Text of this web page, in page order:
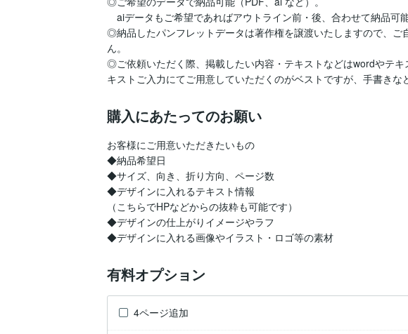
aiデータもご希望であればアウトライン前・後、合わせて納品可能
◎納品したパンフレットデータは著作権を譲渡いたしますので、ご
ん。
◎ご依頼いただく際、掲載したい内容・テキストなどはwordやテ
キストご入力にてご用意していただくのがベストですが、手書きな
購入にあたってのお願い
お客様にご用意いただきたいもの
◆納品希望日
◆サイズ、向き、折り方向、ページ数
◆デザインに入れるテキスト情報
（こちらでHPなどからの抜粋も可能です）
◆デザインの仕上がりイメージやラフ
◆デザインに入れる画像やイラスト・ロゴ等の素材
有料オプション
4ページ追加